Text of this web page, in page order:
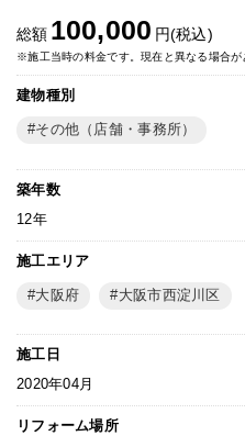
総額 100,000 円(税込)
※施工当時の料金です。現在と異なる場合が
建物種別
その他（店舗・事務所）
築年数
12年
施工エリア
大阪府 大阪市西淀川区
施工日
2020年04月
リフォーム場所